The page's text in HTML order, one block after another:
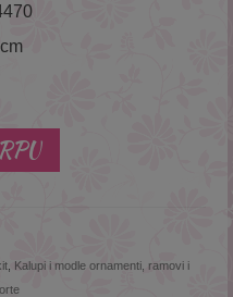
Kalupi i modle ornamenti, ramovi i